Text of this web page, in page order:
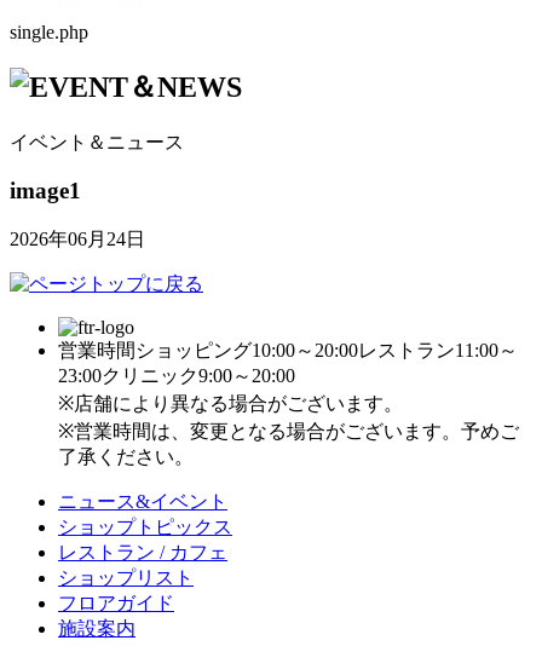
single.php
イベント＆ニュース
image1
2026年06月24日
営業時間 ショッピング10:00～20:00レストラン11:00～
23:00クリニック9:00～20:00
※店舗により異なる場合がございます。
※営業時間は、変更となる場合がございます。予めご
了承ください。
ニュース&イベント
ショップトピックス
レストラン / カフェ
ショップリスト
フロアガイド
施設案内